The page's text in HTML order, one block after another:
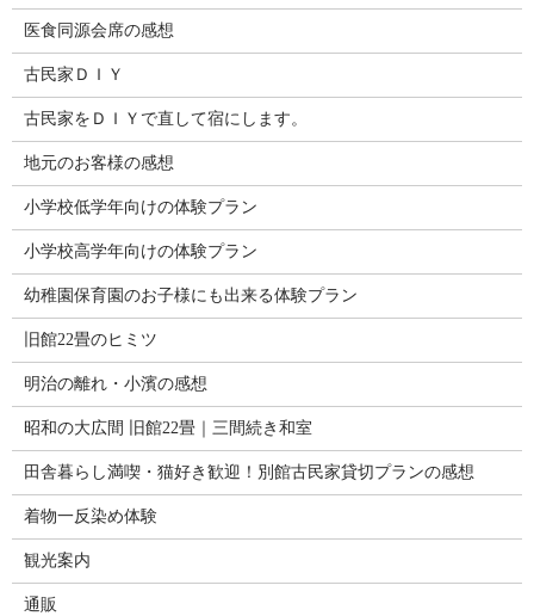
医食同源会席の感想
古民家ＤＩＹ
古民家をＤＩＹで直して宿にします。
地元のお客様の感想
小学校低学年向けの体験プラン
小学校高学年向けの体験プラン
幼稚園保育園のお子様にも出来る体験プラン
旧館22畳のヒミツ
明治の離れ・小濱の感想
昭和の大広間 旧館22畳｜三間続き和室
田舎暮らし満喫・猫好き歓迎！別館古民家貸切プランの感想
着物一反染め体験
観光案内
通販